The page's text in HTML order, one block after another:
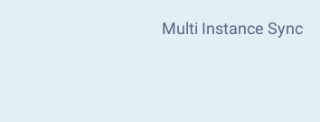
Multi Instance Sync